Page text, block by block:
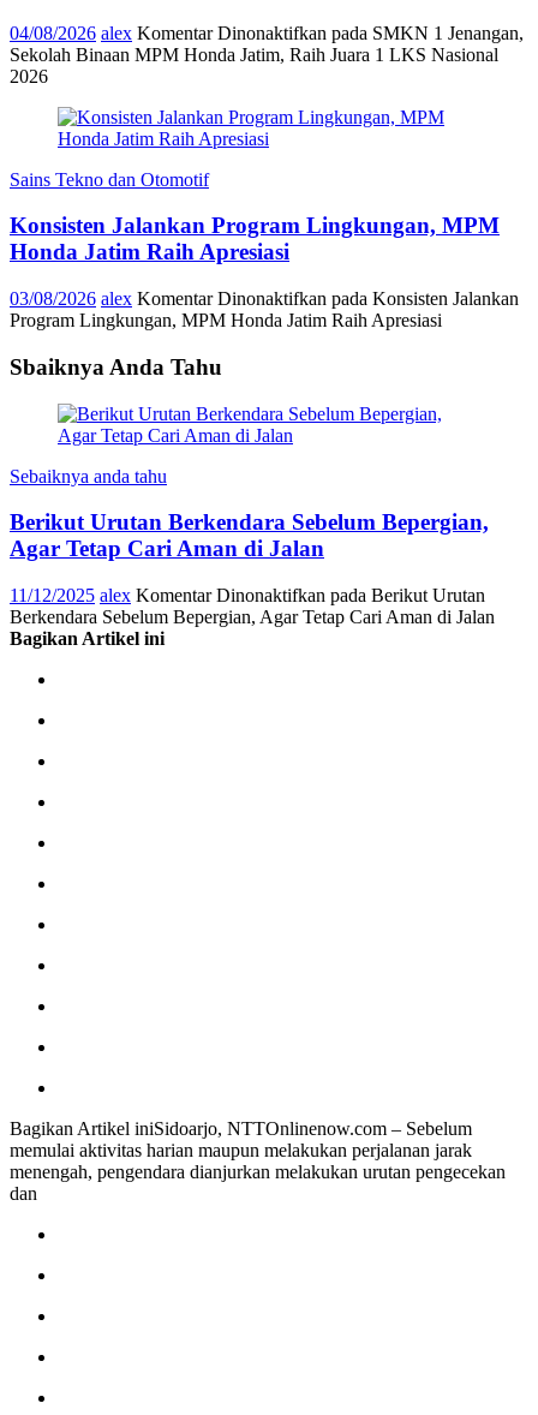
04/08/2026 alex Komentar Dinonaktifkan pada SMKN 1 Jenangan,
Sekolah Binaan MPM Honda Jatim, Raih Juara 1 LKS Nasional
2026
Sains Tekno dan Otomotif
Konsisten Jalankan Program Lingkungan, MPM
Honda Jatim Raih Apresiasi
03/08/2026 alex Komentar Dinonaktifkan pada Konsisten Jalankan
Program Lingkungan, MPM Honda Jatim Raih Apresiasi
Sbaiknya Anda Tahu
Sebaiknya anda tahu
Berikut Urutan Berkendara Sebelum Bepergian,
Agar Tetap Cari Aman di Jalan
11/12/2025 alex Komentar Dinonaktifkan pada Berikut Urutan
Berkendara Sebelum Bepergian, Agar Tetap Cari Aman di Jalan
Bagikan Artikel ini
Bagikan Artikel iniSidoarjo, NTTOnlinenow.com – Sebelum
memulai aktivitas harian maupun melakukan perjalanan jarak
menengah, pengendara dianjurkan melakukan urutan pengecekan
dan